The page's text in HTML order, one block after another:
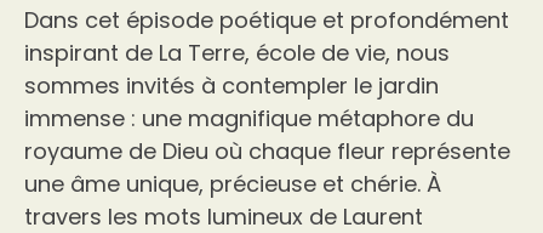
Dans cet épisode poétique et profondément
inspirant de La Terre, école de vie, nous
sommes invités à contempler le jardin
immense : une magnifique métaphore du
royaume de Dieu où chaque fleur représente
une âme unique, précieuse et chérie. À
travers les mots lumineux de Laurent